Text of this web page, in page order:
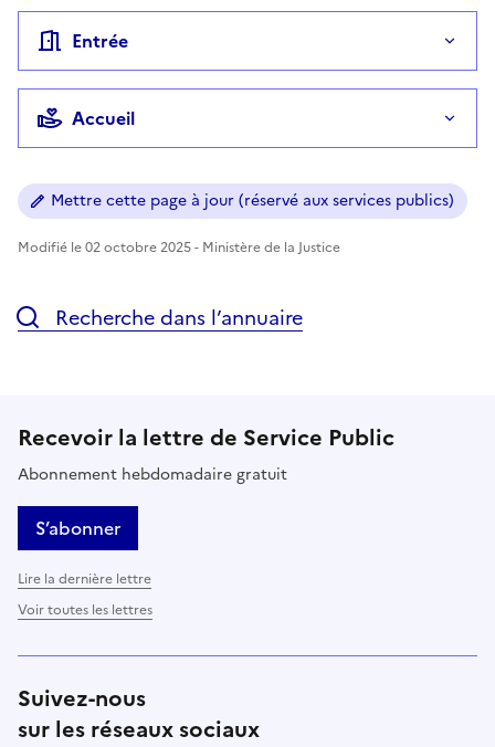
Entrée
Accueil
Mettre cette page à jour (réservé aux services publics)
Modifié le 02 octobre 2025 - Ministère de la Justice
Recherche dans l’annuaire
Recevoir la lettre de Service Public
Abonnement hebdomadaire gratuit
S’abonner
Lire la dernière lettre
Voir toutes les lettres
Suivez-nous
sur les réseaux sociaux